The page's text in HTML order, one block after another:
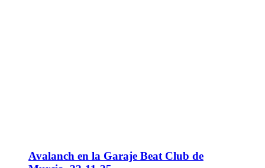
Avalanch en la Garaje Beat Club de